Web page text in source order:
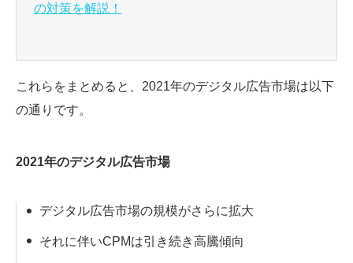
の対策を解説！
これらをまとめると、2021年のデジタル広告市場は以下
の通りです。
2021年のデジタル広告市場
デジタル広告市場の規模がさらに拡大
それに伴いCPMは引き続き高騰傾向